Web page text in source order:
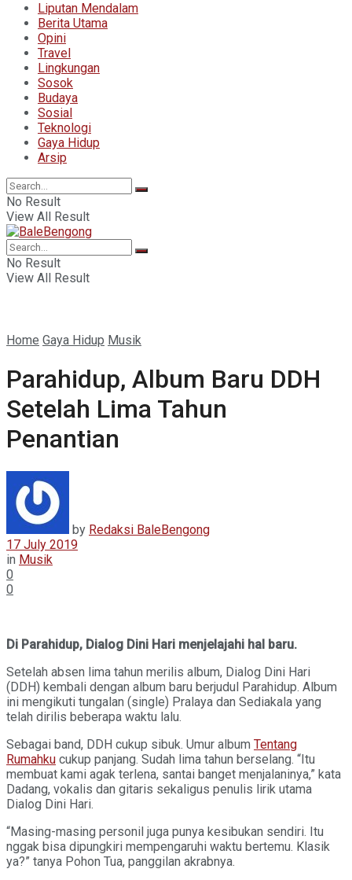
Liputan Mendalam
Berita Utama
Opini
Travel
Lingkungan
Sosok
Budaya
Sosial
Teknologi
Gaya Hidup
Arsip
No Result
View All Result
No Result
View All Result
Home Gaya Hidup Musik
Parahidup, Album Baru DDH
Setelah Lima Tahun
Penantian
by Redaksi BaleBengong
17 July 2019
in Musik
0
0
Di Parahidup, Dialog Dini Hari menjelajahi hal baru.
Setelah absen lima tahun merilis album, Dialog Dini Hari
(DDH) kembali dengan album baru berjudul Parahidup. Album
ini mengikuti tungalan (single) Pralaya dan Sediakala yang
telah dirilis beberapa waktu lalu.
Sebagai band, DDH cukup sibuk. Umur album Tentang
Rumahku cukup panjang. Sudah lima tahun berselang. “Itu
membuat kami agak terlena, santai banget menjalaninya,” kata
Dadang, vokalis dan gitaris sekaligus penulis lirik utama
Dialog Dini Hari.
“Masing-masing personil juga punya kesibukan sendiri. Itu
nggak bisa dipungkiri mempengaruhi waktu bertemu. Klasik
ya?” tanya Pohon Tua, panggilan akrabnya.